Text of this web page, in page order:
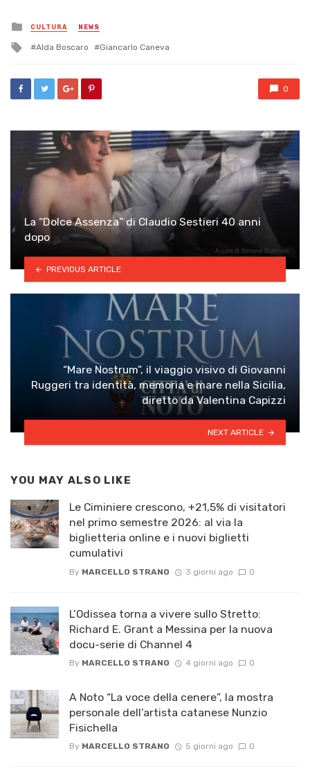
Posted
in
CULTURA NEWS
Tagged
Alda Boscaro Giancarlo Caneva
0
La “Dolce Assenza” di Claudio Sestieri 40 anni
dopo
PREVIOUS ARTICLE
“Mare Nostrum”, il viaggio visivo di Giovanni
Ruggeri tra identità, memoria e mare nella Sicilia,
diretto da Valentina Capizzi
NEXT ARTICLE
YOU MAY ALSO LIKE
Le Ciminiere crescono, +21,5% di visitatori
nel primo semestre 2026: al via la
biglietteria online e i nuovi biglietti
cumulativi
By MARCELLO STRANO 3 giorni ago 0
L’Odissea torna a vivere sullo Stretto:
Richard E. Grant a Messina per la nuova
docu-serie di Channel 4
By MARCELLO STRANO 4 giorni ago 0
A Noto “La voce della cenere”, la mostra
personale dell’artista catanese Nunzio
Fisichella
By MARCELLO STRANO 5 giorni ago 0